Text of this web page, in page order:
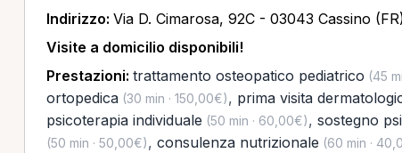
Indirizzo: Via D. Cimarosa, 92C - 03043 Cassino
Visite a domicilio disponibili!
Prestazioni: trattamento osteopatico pediatrico (45
ortopedica(30 min · 150,00€), prima visita
psicoterapia individuale (50 min · 60,00€), sostegno
(50 min · 50,00€), consulenza nutrizionale (60 min ·